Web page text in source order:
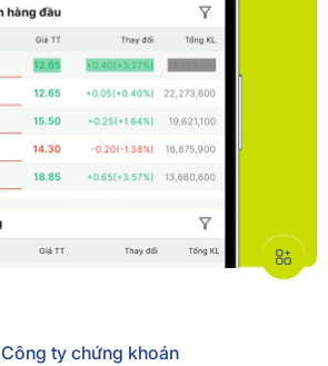
Công ty chứng khoán